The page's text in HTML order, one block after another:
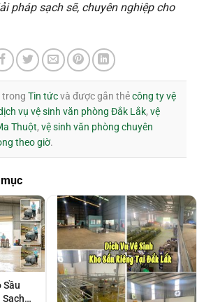
pháp sạch sẽ, chuyên nghiệp cho
trong Tin tứcvà được gắn thẻcông ty vệ
vụ vệ sinh văn phòng Đắk Lắk, vệ
Thuột, vệ sinh văn phòng chuyên
theo giờ.
Sầu